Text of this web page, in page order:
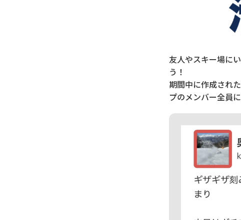
友人やスキー場に
う！
期間中に作成され
プのメンバー全員